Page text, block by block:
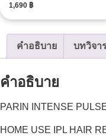
฿
คำอธิบาย บทวิจา
คำอธิบาย
PARIN INTENSE
HOME USE IPL HAIR